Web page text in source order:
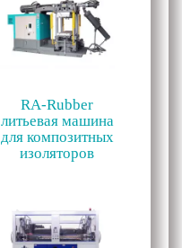
RA-Rubber
литьевая машина
для композитных
изоляторов